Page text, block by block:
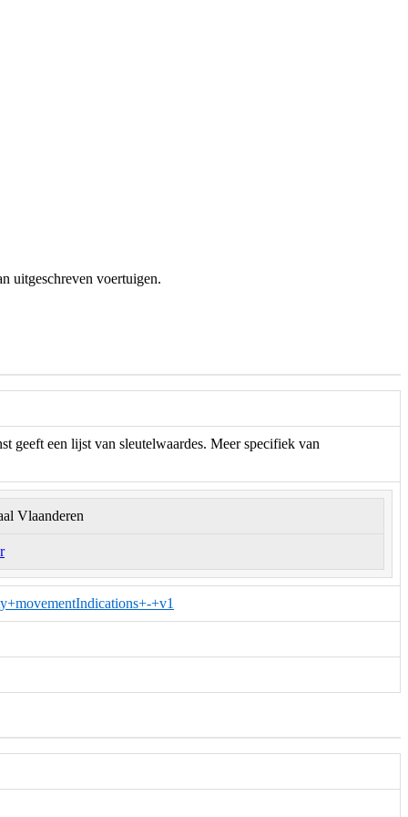
uitgeschreven voertuigen.
geeft een lijst van sleutelwaardes. Meer specifiek van
Vlaanderen
+v1